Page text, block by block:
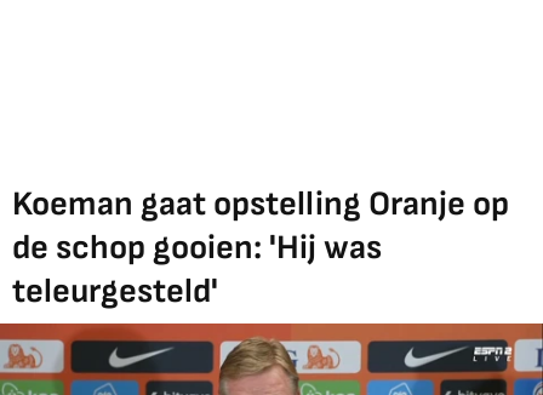
Koeman gaat opstelling Oranje op
de schop gooien: 'Hij was
teleurgesteld'